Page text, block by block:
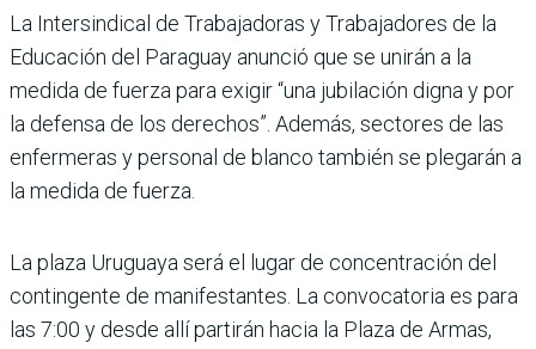
La Intersindical de Trabajadoras y Trabajadores de la
Educación del Paraguay anunció que se unirán a la
medida de fuerza para exigir “una jubilación digna y por
la defensa de los derechos”. Ade­más, sectores de las
enferme­ras y personal de blanco tam­bién se plegarán a
la medida de fuerza.
La plaza Uruguaya será el lugar de concentración del
contingente de manifestan­tes. La convocatoria es para
las 7:00 y desde allí partirán hacia la Plaza de Armas,